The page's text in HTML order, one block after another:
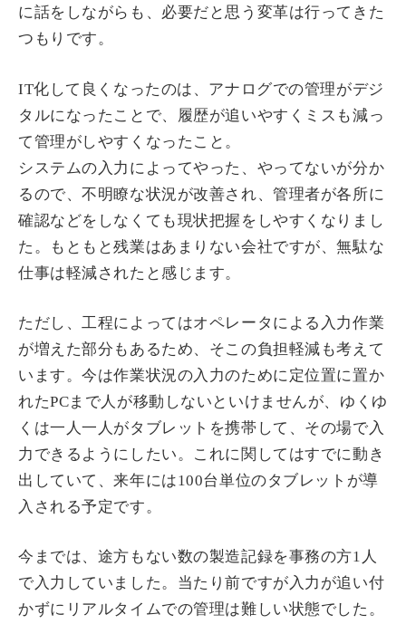
に話をしながらも、必要だと思う変革は行ってきた
つもりです。
IT化して良くなったのは、アナログでの管理がデジ
タルになったことで、履歴が追いやすくミスも減っ
て管理がしやすくなったこと。
システムの入力によってやった、やってないが分か
るので、不明瞭な状況が改善され、管理者が各所に
確認などをしなくても現状把握をしやすくなりまし
た。もともと残業はあまりない会社ですが、無駄な
仕事は軽減されたと感じます。
ただし、工程によってはオペレータによる入力作業
が増えた部分もあるため、そこの負担軽減も考えて
います。今は作業状況の入力のために定位置に置か
れたPCまで人が移動しないといけませんが、ゆくゆ
くは一人一人がタブレットを携帯して、その場で入
力できるようにしたい。これに関してはすでに動き
出していて、来年には100台単位のタブレットが導
入される予定です。
今までは、途方もない数の製造記録を事務の方1人
で入力していました。当たり前ですが入力が追い付
かずにリアルタイムでの管理は難しい状態でした。